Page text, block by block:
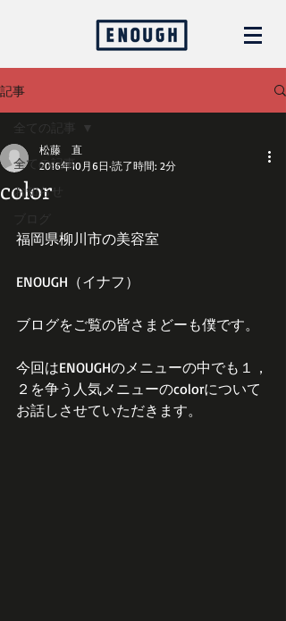
記事
全ての記事
お知らせ
ブログ
全ての記事
color
松藤 直
2016年10月6日 読了時間: 2分
福岡県柳川市の美容室
ENOUGH（イナフ）
ブログをご覧の皆さまどーも僕です。
今回はENOUGHのメニューの中でも１，
２を争う人気メニューのcolorについて
お話しさせていただきます。